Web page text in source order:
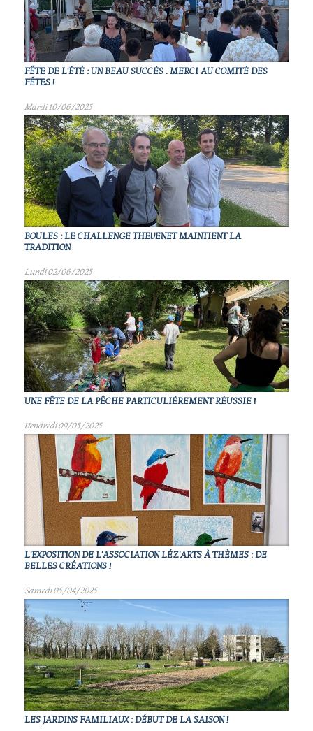
FÊTE DE L'ÉTÉ : UN BEAU SUCCÈS . MERCI AU COMITÉ DES
FÊTES !
Mardi 10/06/2025
BOULES : LE CHALLENGE THEVENET MAINTIENT LA
TRADITION
Lundi 02/06/2025
UNE FÊTE DE LA PÊCHE PARTICULIÈREMENT RÉUSSIE !
Vendredi 09/05/2025
L'EXPOSITION DE L'ASSOCIATION LÉZ'ARTS À THÈMES : DE
BELLES CRÉATIONS !
Samedi 05/04/2025
LES JARDINS FAMILIAUX : DÉBUT DE LA SAISON !